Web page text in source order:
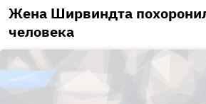
Жена Ширвиндта
человека